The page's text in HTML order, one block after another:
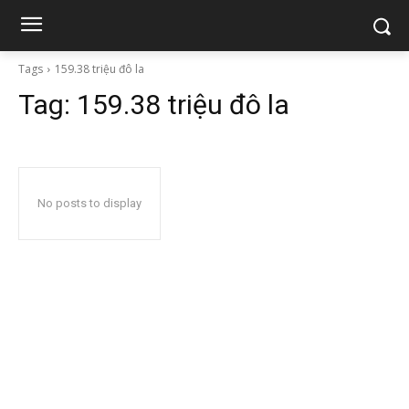
Tags 159.38 triệu đô la
Tag: 159.38 triệu đô la
No posts to display